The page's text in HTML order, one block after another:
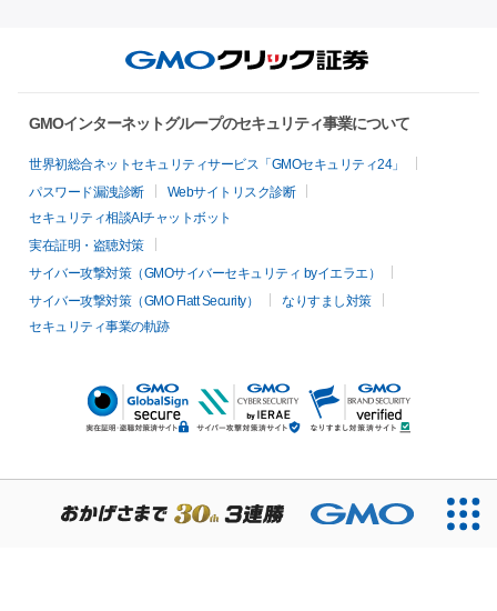
GMOインターネットグループのセキュリティ事業について
世界初総合ネットセキュリティサービス「GMOセキュリティ24」
パスワード漏洩診断
Webサイトリスク診断
セキュリティ相談AIチャットボット
実在証明・盗聴対策
サイバー攻撃対策（GMOサイバーセキュリティ byイエラエ）
サイバー攻撃対策（GMO Flatt Security）
なりすまし対策
セキュリティ事業の軌跡